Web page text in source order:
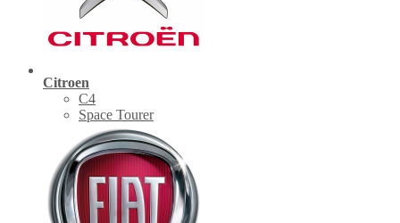
Citroen
C4
Space Tourer